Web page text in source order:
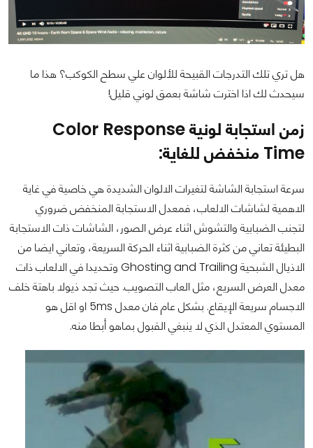
هل تري تلك التدرجات القبيحة للألوان علي سطح الكوكب؟ هذا ما
سيحدث لك اذا اخترت شاشة بعمق لوني قليل!
زمن استجابة لونية Color Response
Time منخفض للغاية:
سرعة استجابة الشاشة لتغيرات الالوان الشديدة هي خاصية في غاية
الاهمية لشاشات الالعاب، فمعدل الاستجابة المنخفض ضروري
لتجنب الضبابية والتشوش اثناء عرض الصور، الشاشات ذات الاستجابة
البطيئة تعاني من كثرة الضبابية اثناء الحركة السريعة، وتعاني ايضا من
الاذيال الشبحية Ghosting and Trailing وتحديدا في الالعاب ذات
معدل العرض السريع، مثل العاب التصويب. حيث تجد ذيولا باهتة خلف
الاجسام سريعة الإيقاع. بشكل عام فان معدل 5ms او اقل هو
المستوي المعتدل الذي لا ينبغي القبول بماهو أبطا منه.